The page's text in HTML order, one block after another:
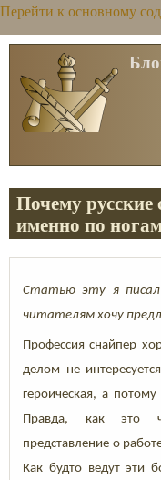
Перейти к основному
Почему
именно по
Статью эту я
читателям хочу
Профессия снайпер
делом не
героическая, а
Правда, как это
представление о
Как будто ведут эти